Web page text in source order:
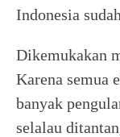
Indonesia
Dikemukakan
Karena semua
banyak
selalau